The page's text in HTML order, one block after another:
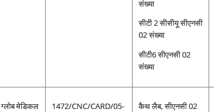
संख्या
सीटी 2 सीसीयू सीएनसी
02 संख्या
सीटी6 सीएनसी 02
संख्या
ग्लोब मेडिकल
1472/CNC/CARD/05-
कैथ लैब, सीएनसी 02